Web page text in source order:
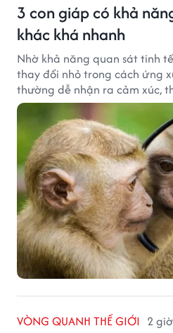
3 con giáp có khả
khác khá nhanh
Nhờ khả năng quan sát tinh
thay đổi nhỏ trong cách ứng
thường dễ nhận ra cảm xúc,
đối diện.
VÒNG QUANH THẾ GIỚI 2